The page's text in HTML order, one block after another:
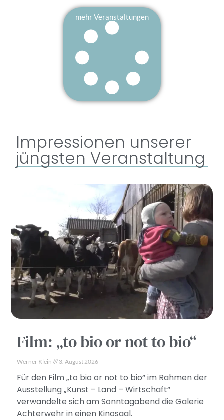
mehr Veranstaltungen
Impressionen unserer
jüngsten Veranstaltung
Film: „to bio or not to bio“
Werner Klein 3. August 2026
Für den Film „to bio or not to bio“ im Rahmen der
Ausstellung „Kunst – Land – Wirtschaft“
verwandelte sich am Sonntagabend die Galerie
Achterwehr in einen Kinosaal.